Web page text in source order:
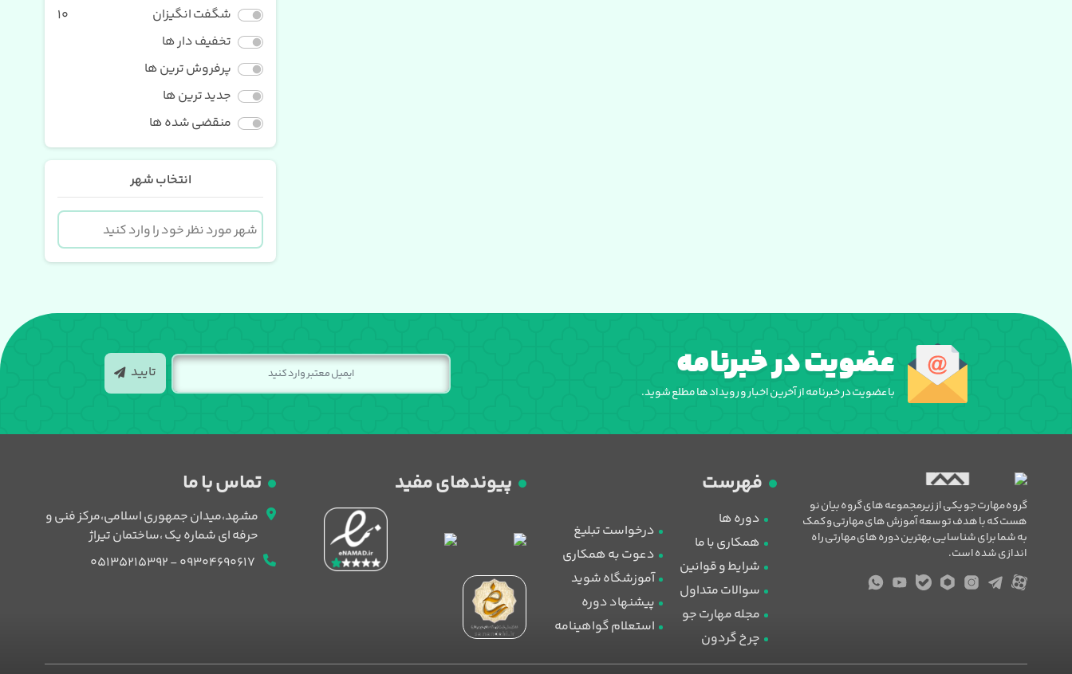
شگفت انگیزان
10
تخفیف دار ها
پرفروش ترین ها
جدید ترین ها
منقضی شده ها
انتخاب شهر
عضویت در خبرنامه
با عضویت در خبرنامه از آخرین اخبار و رویداد ها مطلع شوید.
تایید
گروه مهارت جو یکی از زیرمجموعه های گروه بیان نو
هست که با هدف توسعه آموزش های مهارتی و کمک
به شما برای شناسایی بهترین دوره های مهارتی راه
اندازی شده است.
فهرست
دوره ها
همکاری با ما
شرایط و قوانین
سوالات متداول
مجله مهارت جو
چرخ گردون
درخواست تبلیغ
دعوت به همکاری
آموزشگاه شوید
پیشنهاد دوره
استعلام گواهینامه
پیوندهای مفید تماس با ما
مشهد،میدان جمهوری اسلامی،مرکز فنی و
حرفه ای شماره یک ،ساختمان تیراژ
09304690617 - 05135215392